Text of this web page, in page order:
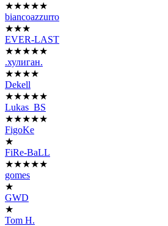
★★★★★
biancoazzurro
★★★
EVER-LAST
★★★★★
.хулиган.
★★★★
Dekell
★★★★★
Lukas_BS
★★★★★
FigoKe
★
FiRe-BaLL
★★★★★
gomes
★
GWD
★
Tom H.